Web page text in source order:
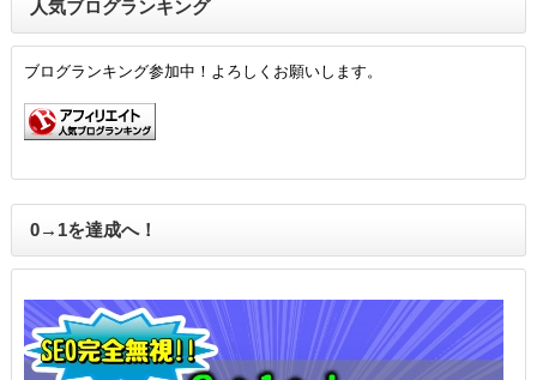
人気ブログランキング
ブログランキング参加中！よろしくお願いします。
0→1を達成へ！